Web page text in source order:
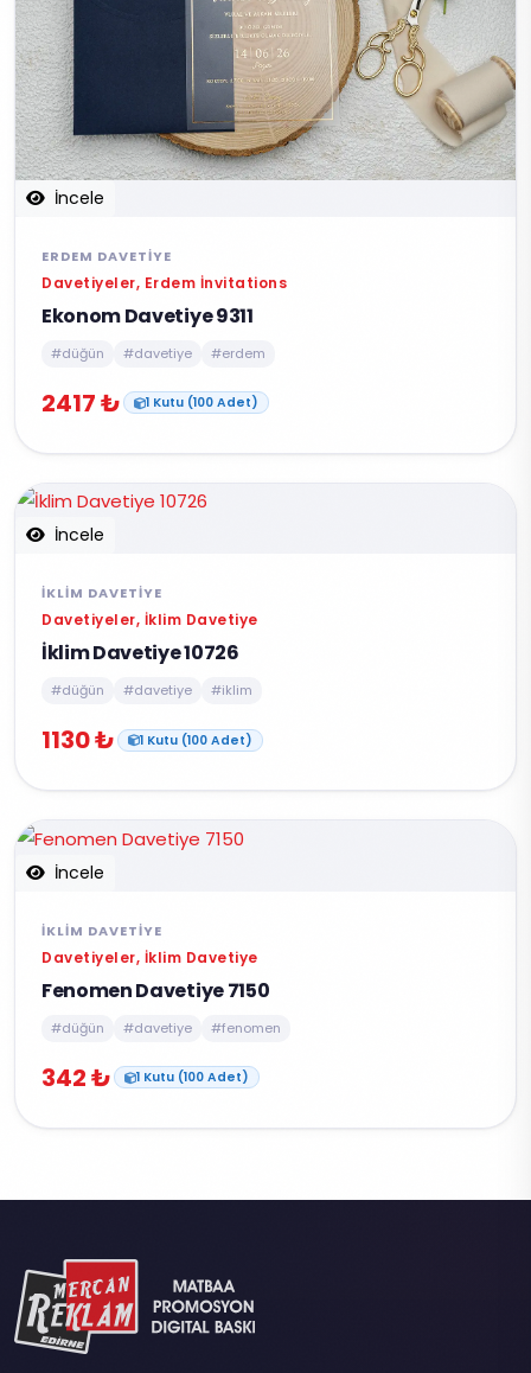
İncele
ERDEM DAVETIYE
Davetiyeler, Erdem İnvitations
Ekonom Davetiye 9311
#düğün #davetiye #erdem
2417 ₺ 1 Kutu (100 Adet)
İncele
İKLIM DAVETIYE
Davetiyeler, İklim Davetiye
İklim Davetiye 10726
#düğün #davetiye #iklim
1130 ₺ 1 Kutu (100 Adet)
İncele
İKLIM DAVETIYE
Davetiyeler, İklim Davetiye
Fenomen Davetiye 7150
#düğün #davetiye #fenomen
342 ₺ 1 Kutu (100 Adet)